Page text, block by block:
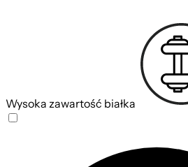
Wysoka zawartość białka